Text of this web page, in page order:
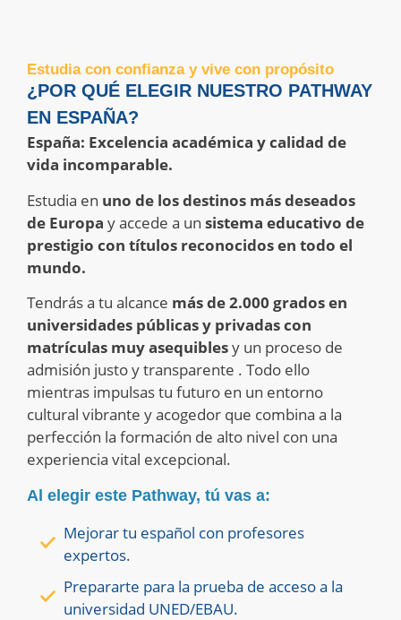
Estudia con confianza y vive con propósito
¿POR QUÉ ELEGIR NUESTRO PATHWAY
EN ESPAÑA?
España: Excelencia académica y calidad de
vida incomparable.
Estudia en uno de los destinos más deseados
de Europa y accede a un sistema educativo de
prestigio con títulos reconocidos en todo el
mundo.
Tendrás a tu alcance más de 2.000 grados en
universidades públicas y privadas con
matrículas muy asequiblesy un proceso de
admisión justo y transparente . Todo ello
mientras impulsas tu futuro en un entorno
cultural vibrante y acogedor que combina a la
perfección la formación de alto nivel con una
experiencia vital excepcional.
Al elegir este Pathway, tú vas a:
Mejorar tu español con profesores
expertos.
Prepararte para la prueba de acceso a la
universidad UNED/EBAU.